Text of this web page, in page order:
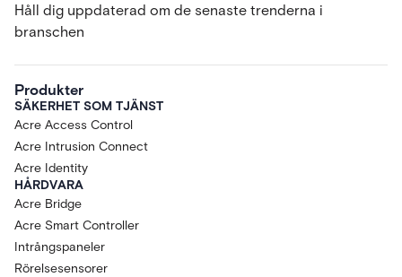
Håll dig uppdaterad om de senaste trenderna i
branschen
Produkter
SÄKERHET SOM TJÄNST
Acre Access Control
Acre Intrusion Connect
Acre Identity
HÅRDVARA
Acre Bridge
Acre Smart Controller
Intrångspaneler
Rörelsesensorer